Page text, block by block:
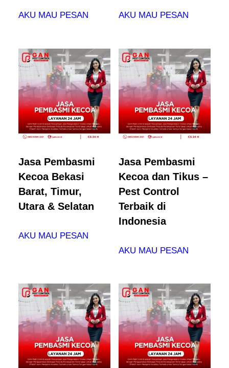
AKU MAU PESAN AKU MAU PESAN
Jasa Pembasmi
Kecoa Bekasi
Barat, Timur,
Utara & Selatan
AKU MAU PESAN
Jasa Pembasmi
Kecoa dan Tikus –
Pest Control
Terbaik di
Indonesia
AKU MAU PESAN